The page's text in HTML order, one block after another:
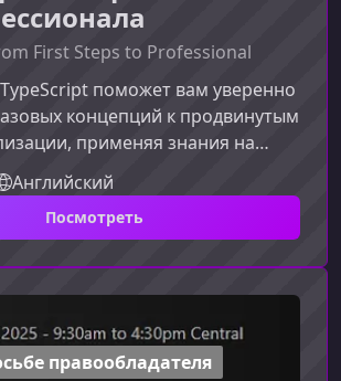
First Steps to Professional
поможет вам уверенно
концепций к продвинутым
применяя знания на
рефакторинг реального
Контент
на разработчиков, которые
проектов и освоить
рабочий процесс с
делает этот курс особенно
построен вокруг практики:
Английский
Посмотреть
правообладателя